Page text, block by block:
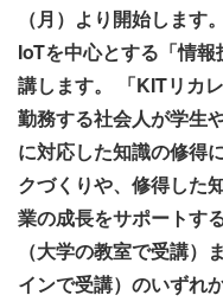
（月）より開始しま
IoTを中心とする「情
講します。 「KITリカ
勤務する社会人が学生
に対応した知識の修得
クづくりや、修得した
業の成長をサポートす
（大学の教室で受講）
インで受講）のいずれ